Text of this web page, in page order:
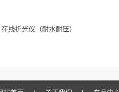
线折光仪（耐水耐压）